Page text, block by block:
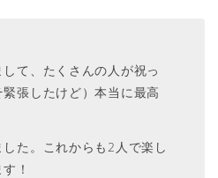
て、たくさんの人が祝っ
張したけど）本当に最高
た。これからも2人で楽し
！